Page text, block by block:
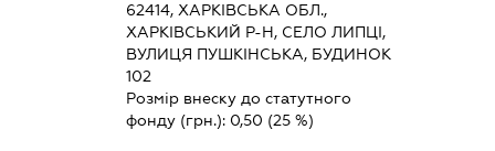
62414, ХАРКІВСЬКА ОБЛ.,
ХАРКІВСЬКИЙ Р-Н, СЕЛО ЛИПЦІ,
ВУЛИЦЯ ПУШКІНСЬКА, БУДИНОК
102
Розмір внеску до статутного
фонду (грн.): 0,50 (25 %)